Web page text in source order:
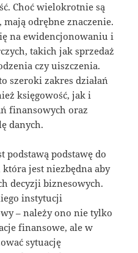
Choć wielokrotnie są
odrębne znaczenie.
na ewidencjonowaniu i
takich jak sprzedaż
czy uiszczenia.
szeroki zakres działań
księgowość, jak i
finansowych oraz
danych.
podstawą podstawę do
jest niezbędna aby
decyzji biznesowych.
instytucji
– należy ono nie tylko
finansowe, ale w
sytuację